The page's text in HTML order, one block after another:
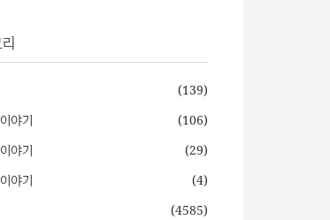
(139)
야기
(106)
야기
(29)
야기
(4)
(4585)